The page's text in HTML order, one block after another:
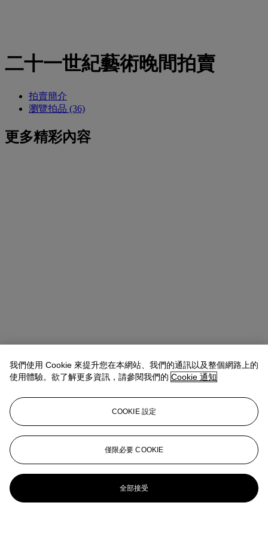
二十一世紀藝術晚間拍賣
拍賣簡介
瀏覽拍品 (36)
更多精彩內容
我們使用 Cookie 來提升您在本網站、我們的通訊以及整個網路上的
使用體驗。欲了解更多資訊，請參閱我們的 Cookie 通知
COOKIE 設定
僅限必要 COOKIE
全部接受